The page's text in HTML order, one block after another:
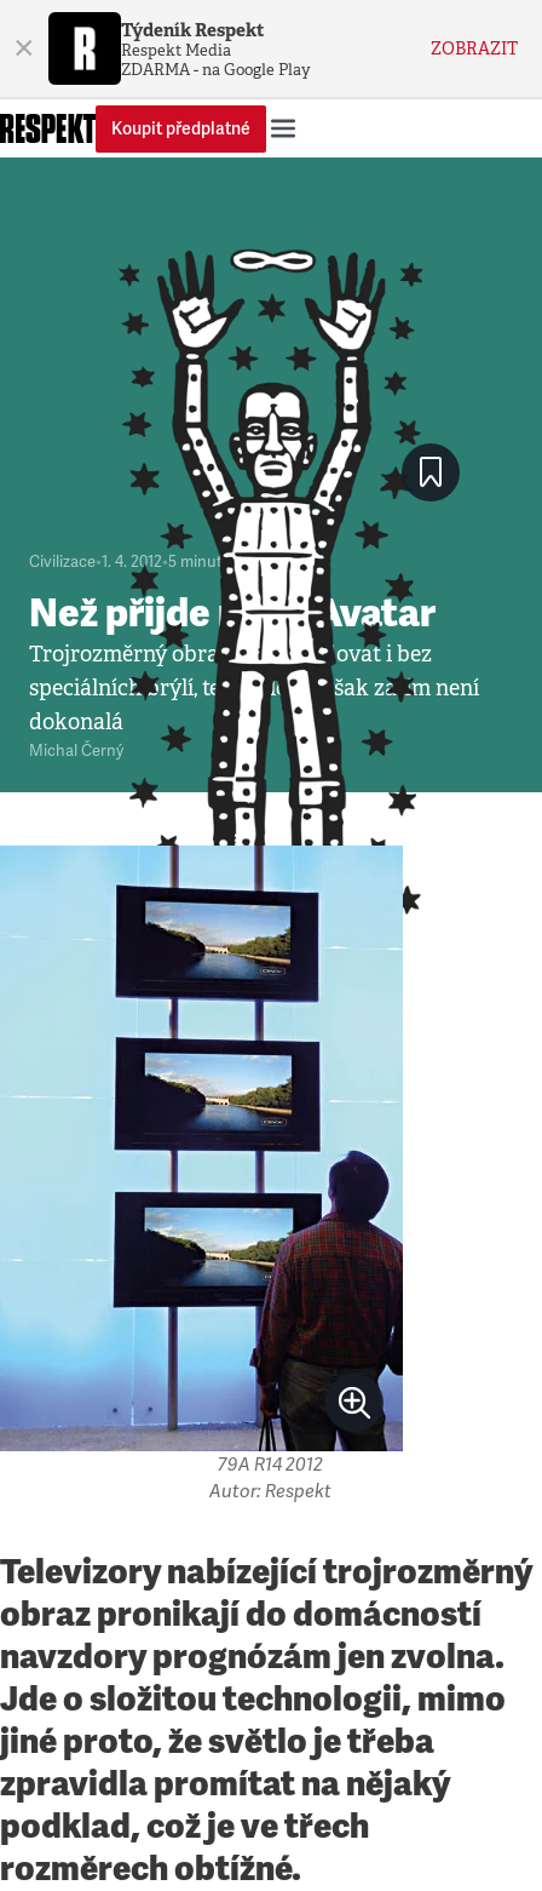
× Týdeník Respekt
Respekt Media
ZDARMA - na Google Play
ZOBRAZIT
Koupit předplatné
Civilizace•1. 4. 2012•5 minut
Než přijde nový Avatar
Trojrozměrný obraz už lze sledovat i bez
speciálních brýlí, technologie však zatím není
dokonalá
Michal Černý
79A R14 2012
Autor: Respekt
Televizory nabízející trojrozměrný
obraz pronikají do domácností
navzdory prognózám jen zvolna.
Jde o složitou technologii, mimo
jiné proto, že světlo je třeba
zpravidla promítat na nějaký
podklad, což je ve třech
rozměrech obtížné.